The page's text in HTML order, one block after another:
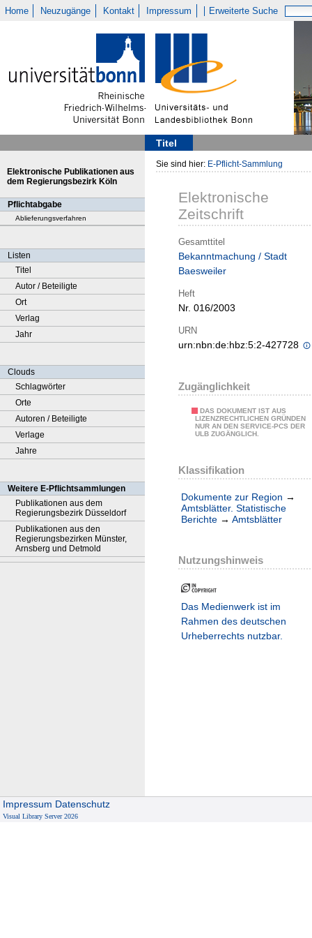
Home Neuzugänge Kontakt Impressum Erweiterte Suche
Titel
Elektronische Publikationen aus
dem Regierungsbezirk Köln
Pflichtabgabe
Ablieferungsverfahren
Listen
Titel
Autor / Beteiligte
Ort
Verlag
Jahr
Clouds
Schlagwörter
Orte
Autoren / Beteiligte
Verlage
Jahre
Weitere E-Pflichtsammlungen
Publikationen aus dem
Regierungsbezirk Düsseldorf
Publikationen aus den
Regierungsbezirken Münster,
Arnsberg und Detmold
Sie sind hier: E-Pflicht-Sammlung
Elektronische
Zeitschrift
Gesamttitel
Bekanntmachung / Stadt
Baesweiler
Heft
Nr. 016/2003
URN
urn:nbn:de:hbz:5:2-427728
Zugänglichkeit
DAS DOKUMENT IST AUS
LIZENZRECHTLICHEN GRÜNDEN
NUR AN DEN SERVICE-PCS DER
ULB ZUGÄNGLICH.
Klassifikation
Dokumente zur Region →
Amtsblätter. Statistische
Berichte → Amtsblätter
Nutzungshinweis
Das Medienwerk ist im
Rahmen des deutschen
Urheberrechts nutzbar.
Impressum Datenschutz
Visual Library Server 2026